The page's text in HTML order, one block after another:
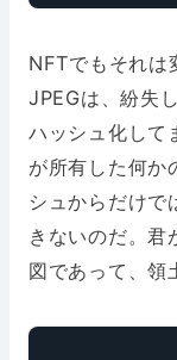
NFTでもそれは
JPEGは、紛失
ハッシュ化して
が所有した何か
シュからだけで
きないのだ。君
図であって、領